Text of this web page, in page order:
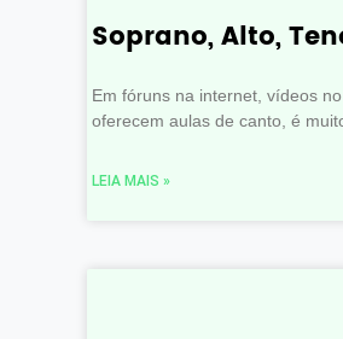
Soprano, Alto,
Em fóruns na internet, vídeos
oferecem aulas de canto, é
LEIA MAIS »